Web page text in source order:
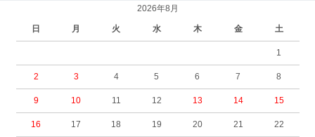
2026年8月
日 月 火 水 木 金 土
1
2 3 4 5 6 7 8
9 10 11 12 13 14 15
16 17 18 19 20 21 22